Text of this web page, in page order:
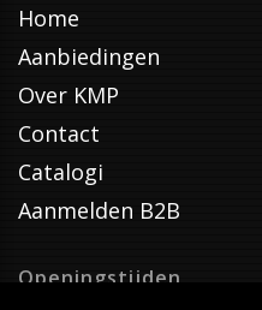
Home
Aanbiedingen
Over KMP
Contact
Catalogi
Aanmelden B2B
Openingstijden